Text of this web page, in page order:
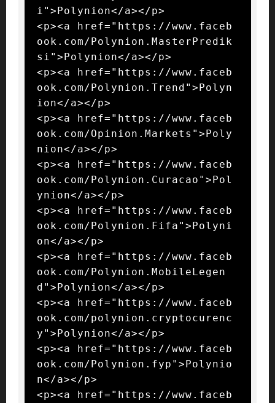
i">Polynion</a></p>
<p><a href="https://www.faceb
ook.com/Polynion.MasterPredik
si">Polynion</a></p>
<p><a href="https://www.faceb
ook.com/Polynion.Trend">Polyn
ion</a></p>
<p><a href="https://www.faceb
ook.com/Opinion.Markets">Poly
nion</a></p>
<p><a href="https://www.faceb
ook.com/Polynion.Curacao">Pol
ynion</a></p>
<p><a href="https://www.faceb
ook.com/Polynion.Fifa">Polyni
on</a></p>
<p><a href="https://www.faceb
ook.com/Polynion.MobileLegen
d">Polynion</a></p>
<p><a href="https://www.faceb
ook.com/polynion.cryptocurenc
y">Polynion</a></p>
<p><a href="https://www.faceb
ook.com/Polynion.fyp">Polynio
n</a></p>
<p><a href="https://www.faceb